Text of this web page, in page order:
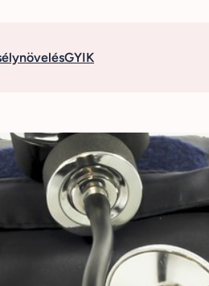
GYIK